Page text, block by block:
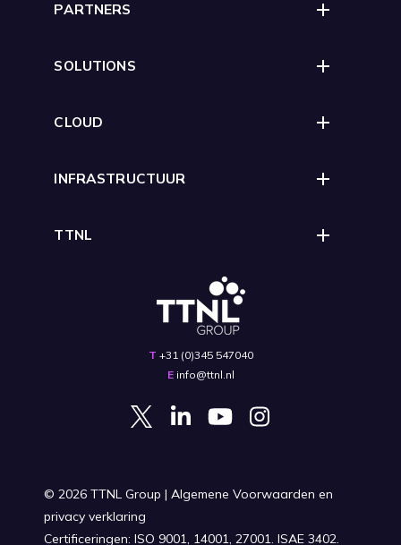
PARTNERS
SOLUTIONS
CLOUD
INFRASTRUCTUUR
TTNL
T +31 (0)345 547040
E info@ttnl.nl
© 2026TTNL Group |Algemene Voorwaarden en
privacy verklaring
Certificeringen: ISO 9001, 14001, 27001. ISAE 3402.